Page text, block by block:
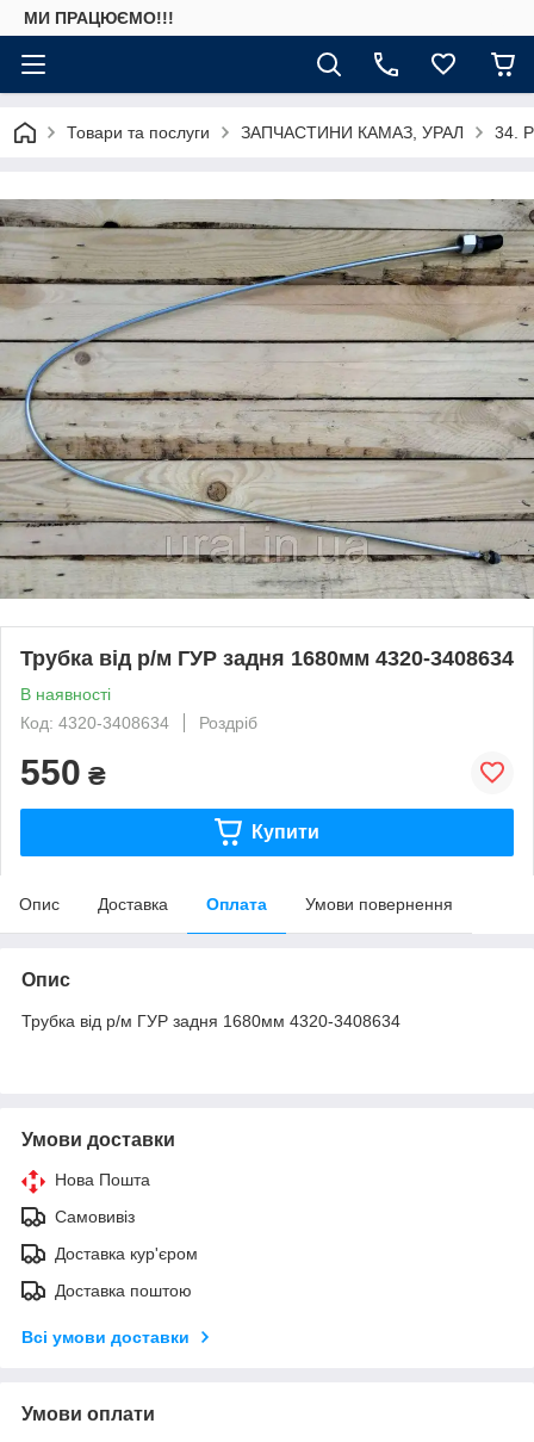
МИ ПРАЦЮЄМО!!!
Товари та послуги ЗАПЧАСТИНИ КАМАЗ, УРАЛ 34.
Трубка від р/м ГУР задня 1680мм 4320-3408634
В наявності
Код: 4320-3408634
Роздріб
550 ₴
Купити
Опис Доставка Оплата Умови повернення
Опис
Трубка від р/м ГУР задня 1680мм 4320-3408634
Умови доставки
Нова Пошта
Самовивіз
Доставка кур'єром
Доставка поштою
Всі умови доставки
Умови оплати